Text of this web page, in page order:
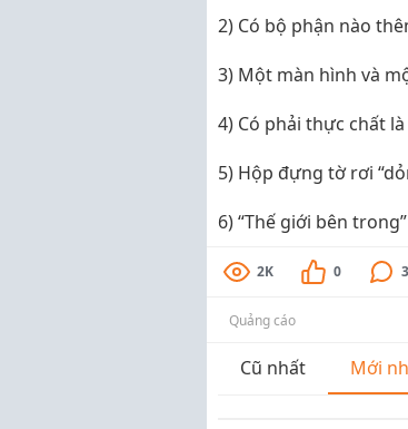
2) Có bộ phận nào
3) Một màn hình và
4) Có phải thực chất
5) Hộp đựng tờ rơi
6) “Thế giới bên
2K 0 3
Quảng cáo
Cũ nhất Mới